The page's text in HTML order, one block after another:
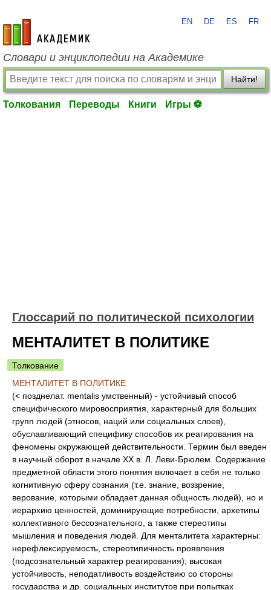
academic.ru
EN DE ES FR
Словари и энциклопедии на Академике
Найти!
Толкования Переводы Книги Игры ⚽
Глоссарий по политической психологии
МЕНТАЛИТЕТ В ПОЛИТИКЕ
Толкование
МЕНТАЛИТЕТ В ПОЛИТИКЕ
(< позднелат. mentalis умственный) - устойчивый способ
специфического мировосприятия, характерный для больших
групп людей (этносов, наций или социальных слоев),
обуславливающий специфику способов их реагирования на
феномены окружающей действительности. Термин был введен
в научный оборот в начале XX в. Л. Леви-Брюлем. Содержание
предметной области этого понятия включает в себя не только
когнитивную сферу сознания (т.е. знание, воззрение,
верование, которыми обладает данная общность людей), но и
иерархию ценностей, доминирующие потребности, архетипы
коллективного бессознательного, а также стереотипы
мышления и поведения людей. Для менталитета характерны:
нерефлексируемость, стереотипичность проявления
(подсознательный характер реагирования); высокая
устойчивость, неподатливость воздействию со стороны
государства и др. социальных институтов при попытках